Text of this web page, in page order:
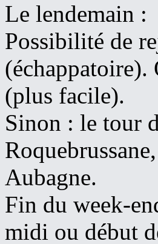
Le lendemain :
Possibilité de
(échappatoire).
(plus facile).
Sinon : le tour
Aubagne.
Fin du week-
midi ou début